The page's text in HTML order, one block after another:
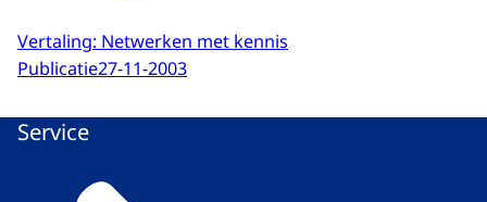
Vertaling: Netwerken met kennis
Publicatie27-11-2003
Service